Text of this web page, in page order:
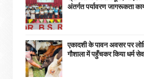
अंतर्गत पर्यावरण जागरूकता
एकादशी के पावन अवसर पर
गौशाला में पहुँचकर किया धर्म